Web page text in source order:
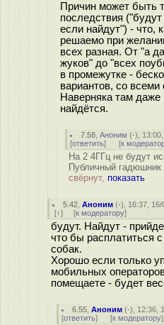
Причин может быть
последствия
если найдут") - что,
решаемо при
всех разная. От "а
жуков" до "всех
в промежутке -
вариантов, со всеми
Наверняка там
найдётся.
7.58 ,Аноним (-),
[ответить] [к
На 2 4ГГц не будут
Публичный
свёрнут, показать
5.42 ,Аноним (-), 16:37, 16/
[↑] [к модератору]
будут. Найдут -
что бы расплатиться
собак.
Хорошо если только
мобильных
помещаете - будет
6.55 ,Аноним (-), 12:36,
[ответить] [к модератору]